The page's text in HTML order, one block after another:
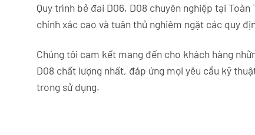
Quy trình bẻ đai D06, D08 chuyên nghiệp tại
chính xác cao và tuân thủ nghiêm ngặt các quy
Chúng tôi cam kết mang đến cho khách hàng
D08 chất lượng nhất, đáp ứng mọi yêu cầu kỹ
trong sử dụng.